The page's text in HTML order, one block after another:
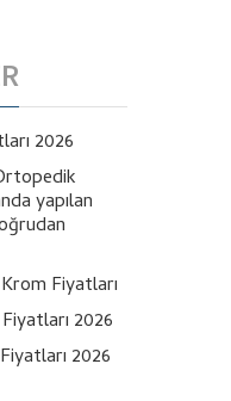
2026
yapılan
Fiyatları
2026
2026